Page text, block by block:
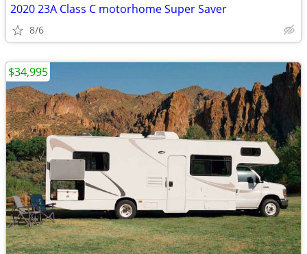
2020 23A Class C motorhome Super Saver
8/6
$34,995